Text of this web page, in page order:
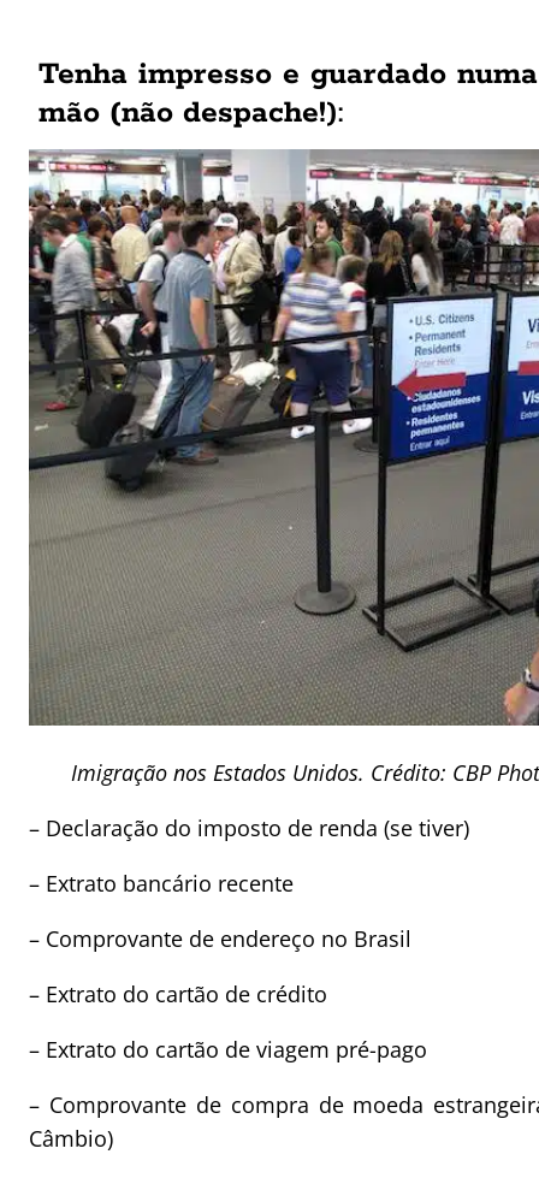
Tenha impresso e guardado
mão (não despache!):
Imigração nos Estados Unidos. Crédito: CBP
– Declaração do imposto de renda (se tiver)
– Extrato bancário recente
– Comprovante de endereço no Brasil
– Extrato do cartão de crédito
– Extrato do cartão de viagem pré-pago
– Comprovante de compra de moeda
Câmbio)